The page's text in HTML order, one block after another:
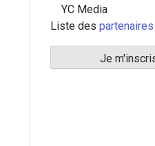
YC Media
Liste des partenaires